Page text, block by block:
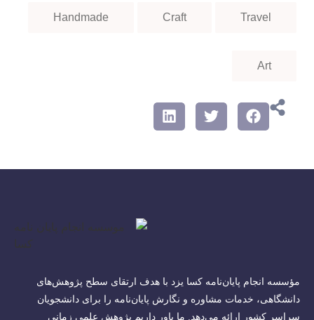
Travel
Craft
Handmade
Art
مؤسسه انجام پایان‌نامه کسا یزد با هدف ارتقای سطح پژوهش‌های
دانشگاهی، خدمات مشاوره و نگارش پایان‌نامه را برای دانشجویان
سراسر کشور ارائه می‌دهد. ما باور داریم پژوهش علمی زمانی